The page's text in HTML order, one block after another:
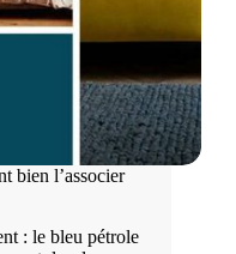
bien l’associer
: le bleu pétrole